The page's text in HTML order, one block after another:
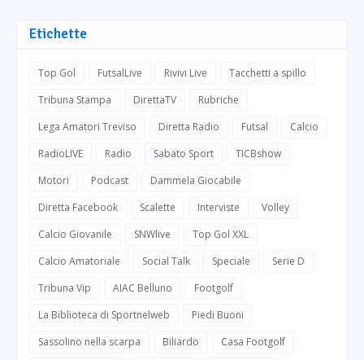
Etichette
Top Gol FutsalLive Rivivi Live
Tacchetti a spillo
Tribuna Stampa
DirettaTV
Rubriche
Lega Amatori Treviso
Diretta Radio Futsal
Calcio
RadioLIVE
Radio Sabato Sport
TICBshow
Motori
Podcast
Dammela Giocabile
Diretta Facebook
Scalette Interviste
Volley
Calcio Giovanile
SNWlive
Top Gol XXL
Calcio Amatoriale
Social Talk Speciale
Serie D
Tribuna Vip
AIAC Belluno
Footgolf
La Biblioteca di Sportnelweb
Piedi Buoni
Sassolino nella scarpa
Biliardo
Casa Footgolf